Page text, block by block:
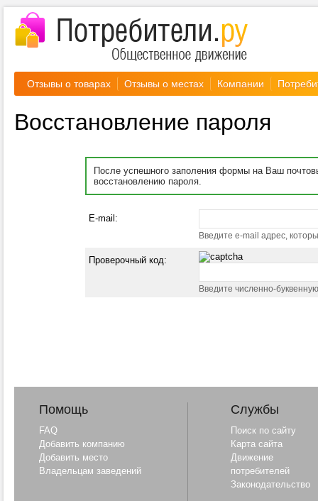
Отзывы о товарах Отзывы о местах Компании
Восстановление пароля
После успешного заполения формы на Ваш
восстановлению пароля.
E-mail:
Введите e-mail адрес,
Проверочный код:
Введите численно-
Помощь
FAQ
Добавить компанию
Добавить место
Владельцам заведений
Службы
Поиск по сайту
Карта сайта
Движение
потребителей
Законодательство